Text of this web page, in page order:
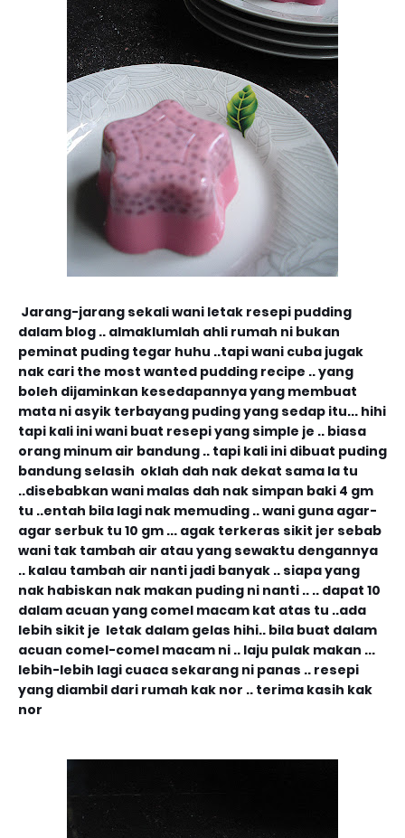
Jarang-jarang sekali wani letak resepi pudding
dalam blog .. almaklumlah ahli rumah ni bukan
peminat puding tegar huhu ..tapi wani cuba jugak
nak cari the most wanted pudding recipe .. yang
boleh dijaminkan kesedapannya yang membuat
mata ni asyik terbayang puding yang sedap itu... hihi
tapi kali ini wani buat resepi yang simple je .. biasa
orang minum air bandung .. tapi kali ini dibuat puding
bandung selasih oklah dah nak dekat sama la tu
..disebabkan wani malas dah nak simpan baki 4 gm
tu ..entah bila lagi nak memuding .. wani guna agar-
agar serbuk tu 10 gm ... agak terkeras sikit jer sebab
wani tak tambah air atau yang sewaktu dengannya
.. kalau tambah air nanti jadi banyak .. siapa yang
nak habiskan nak makan puding ni nanti .. .. dapat 10
dalam acuan yang comel macam kat atas tu ..ada
lebih sikit je letak dalam gelas hihi.. bila buat dalam
acuan comel-comel macam ni .. laju pulak makan ...
lebih-lebih lagi cuaca sekarang ni panas .. resepi
yang diambil dari rumah kak nor .. terima kasih kak
nor